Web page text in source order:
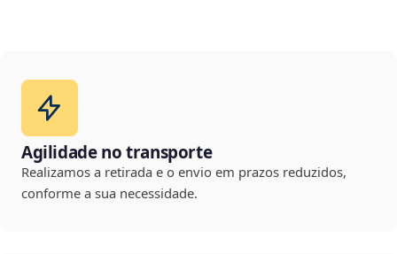
Agilidade no transporte
Realizamos a retirada e o envio em prazos reduzidos,
conforme a sua necessidade.